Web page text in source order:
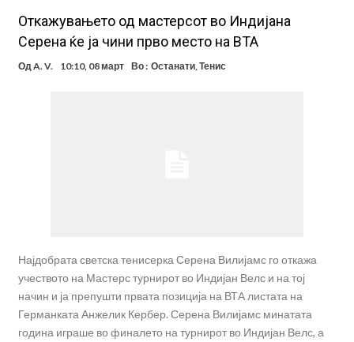
Откажувањето од мастерсот во Индијана
Серена ќе ја чини прво место на ВТА
ОдA. V. 10:10, 08 март Во : Останати,Тенис
Најдобрата светска тенисерка Серена Вилијамс го откажа
учеството на Мастерс турнирот во Индијан Велс и на тој
начин и ја препушти првата позиција на ВТА листата на
Германката Анжелик Кербер. Серена Вилијамс минатата
година играше во финалето на турнирот во Индијан Велс, а